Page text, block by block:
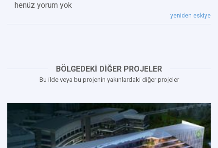
henüz yorum yok
yeniden eskiye
BÖLGEDEKİ DİĞER PROJELER
Bu ilde veya bu projenin yakınlardaki diğer projeler